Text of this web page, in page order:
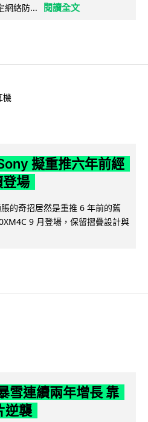
網絡防...
閱讀全文
機
擬重推六年前經
場
的奇招居然是重推 6 年前的舊
9 月登場，保留摺疊設計與
雪連續兩年增長 靠
逆襲